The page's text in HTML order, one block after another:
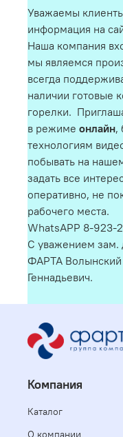
Уважаемы
информация на
Наша компания
мы являемся
всегда
наличии готовые
горелки.
в режиме онлайн,
технологиям
побывать на
задать все
оперативно, не
рабочего места.
WhatsAPP 8-923-
С уважением зам.
ФАРТА
Геннадьевич.
Компания
Каталог
О компании